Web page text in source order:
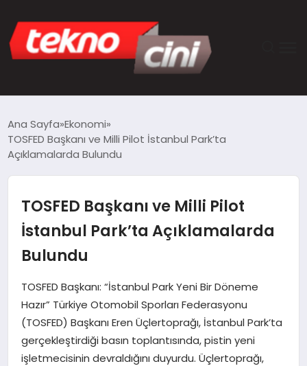
TEKNOLOJI
YAŞAM
SAĞLIK
DÜNYA
MAGAZIN
Ana Sayfa Ekonomi
TOSFED Başkanı ve Milli Pilot İstanbul Park’ta
Açıklamalarda Bulundu
TOSFED Başkanı ve Milli Pilot
İstanbul Park’ta Açıklamalarda
Bulundu
TOSFED Başkanı: “İstanbul Park Yeni Bir Döneme
Hazır” Türkiye Otomobil Sporları Federasyonu
(TOSFED) Başkanı Eren Üçlertoprağı, İstanbul Park’ta
gerçekleştirdiği basın toplantısında, pistin yeni
işletmecisinin devraldığını duyurdu. Üçlertoprağı,